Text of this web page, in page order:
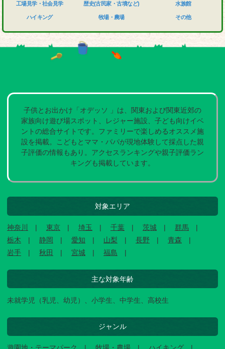
工場見学・社会見学
ハイキング
歴史(古民家・古墳など)
牧場・農場
水族館
その他
子供とお出かけ「オデッソ 」は、関東および関東近郊の
家族向け遊び場スポット、レジャー施設、子ども向けイベ
ントの総合サイトです。ファミリーで楽しめるオススメ施
設を掲載。こどもとママ・パパが現地体験して採点した親
子評価の情報もあり。アクセスランキングや親子評価ラン
キングも掲載しています。
対象エリア
神奈川 東京 埼玉 千葉 茨城
群馬
栃木
静岡 愛知 山梨 長野
青森
岩手
秋田 宮城 福島
主な対象年齢
未就学児（乳児、幼児）、小学生、中学生、高校生
ジャンル